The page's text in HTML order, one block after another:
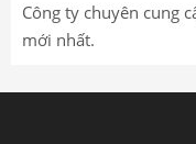
Công ty chuyên cung
mới nhất.